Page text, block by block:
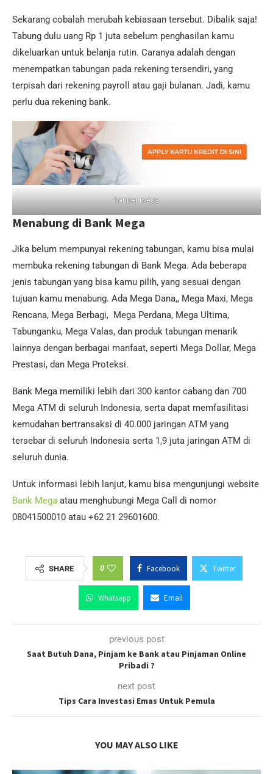
Sekarang cobalah merubah kebiasaan tersebut. Dibalik saja!
Tabung dulu uang Rp 1 juta sebelum penghasilan kamu
dikeluarkan untuk belanja rutin. Caranya adalah dengan
menempatkan tabungan pada rekening tersendiri, yang
terpisah dari rekening payroll atau gaji bulanan. Jadi, kamu
perlu dua rekening bank.
banner mega
Menabung di Bank Mega
Jika belum mempunyai rekening tabungan, kamu bisa mulai
membuka rekening tabungan di Bank Mega. Ada beberapa
jenis tabungan yang bisa kamu pilih, yang sesuai dengan
tujuan kamu menabung. Ada Mega Dana,, Mega Maxi, Mega
Rencana, Mega Berbagi, Mega Perdana, Mega Ultima,
Tabunganku, Mega Valas, dan produk tabungan menarik
lainnya dengan berbagai manfaat, seperti Mega Dollar, Mega
Prestasi, dan Mega Proteksi.
Bank Mega memiliki lebih dari 300 kantor cabang dan 700
Mega ATM di seluruh Indonesia, serta dapat memfasilitasi
kemudahan bertransaksi di 40.000 jaringan ATM yang
tersebar di seluruh Indonesia serta 1,9 juta jaringan ATM di
seluruh dunia.
Untuk informasi lebih lanjut, kamu bisa mengunjungi website
Bank Mega atau menghubungi Mega Call di nomor
08041500010 atau +62 21 29601600.
SHARE 0 Facebook Twitter
Whatsapp Email
previous post
Saat Butuh Dana, Pinjam ke Bank atau Pinjaman Online
Pribadi ?
next post
Tips Cara Investasi Emas Untuk Pemula
YOU MAY ALSO LIKE